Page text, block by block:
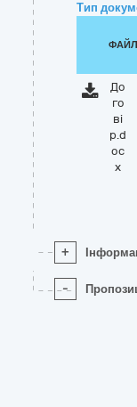
Тип
ФАЙЛ
До
го
ві
р.d
oc
x
+
-